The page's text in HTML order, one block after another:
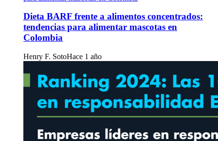
Dieta BARF frente a alimentos concentrados:
tendencias para alimentar mascotas en
Colombia
Henry F. SotoHace 1 año